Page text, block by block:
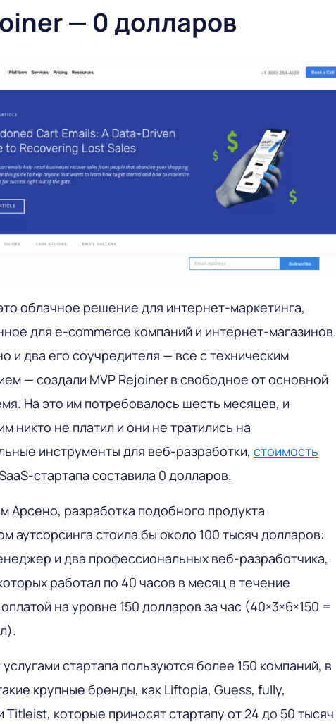
— 0 долларов
облачное решение для интернет-маркетинга,
для e-commerce компаний и интернет-магазинов.
и два его соучредителя — все с техническим
— создали MVP Rejoiner в свободное от основной
На это им потребовалось шесть месяцев, и
никто не платил и они не тратились на
инструменты для веб-разработки, стоимость
стартапа составила 0 долларов.
Арсено, разработка подобного продукта
аутсорсинга стоила бы около 100 тысяч долларов:
и два профессиональных веб-разработчика,
работал по 40 часов в месяц в течение
на уровне 150 долларов за час (40×3×6×150 =
стартапа пользуются более 150 компаний, в
крупные бренды, как Liftopia, Guess, fully,
Titleist, которые приносят стартапу от 24 до 50 тысяч